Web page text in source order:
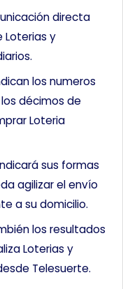
directa
Loterias y
los numeros
décimos de
Loteria
sus formas
agilizar el envío
a su domicilio.
los resultados
Loterias y
Telesuerte.